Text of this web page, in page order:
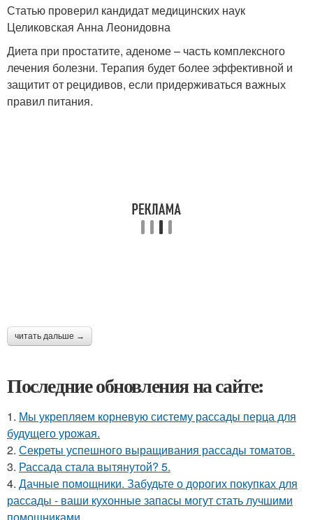
Статью проверил кандидат медицинских наук
Целиковская Анна Леонидовна
Диета при простатите, аденоме – часть комплексного
лечения болезни. Терапия будет более эффективной и
защитит от рецидивов, если придерживаться важных
правил питания.
читать дальше →
Последние обновления на сайте:
1. Мы укрепляем корневую систему рассады перца для
будущего урожая.
2. Секреты успешного выращивания рассады томатов.
3. Рассада стала вытянутой? 5.
4. Дачные помощники. Забудьте о дорогих покупках для
рассады - ваши кухонные запасы могут стать лучшими
помощниками.